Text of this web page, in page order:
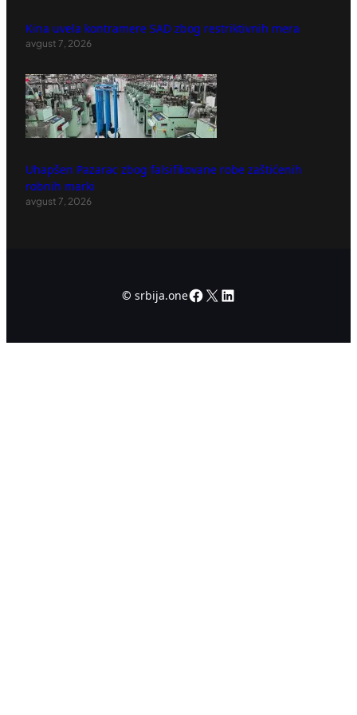
Kina uvela kontramere SAD zbog restriktivnih mera
avgust 7, 2026
Uhapšen Pazarac zbog falsifikovane robe zaštićenih
robnih marki
avgust 7, 2026
© srbija.oneFacebook
X LinkedIn